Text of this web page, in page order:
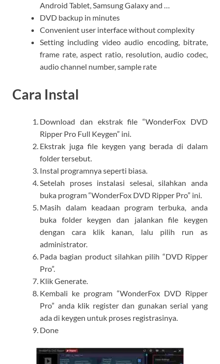
Android Tablet, Samsung Galaxy and …
DVD backup in minutes
Convenient user interface without complexity
Setting including video audio encoding, bitrate,
frame rate, aspect ratio, resolution, audio codec,
audio channel number, sample rate
Cara Instal
Download dan ekstrak file “WonderFox DVD
Ripper Pro Full Keygen” ini.
Ekstrak juga file keygen yang berada di dalam
folder tersebut.
Instal programnya seperti biasa.
Setelah proses instalasi selesai, silahkan anda
buka program “WonderFox DVD Ripper Pro” ini.
Masih dalam keadaan program terbuka, anda
buka folder keygen dan jalankan file keygen
dengan cara klik kanan, lalu pilih run as
administrator.
Pada bagian product silahkan pilih “DVD Ripper
Pro”.
Klik Generate.
Kembali ke program “WonderFox DVD Ripper
Pro” anda klik register dan gunakan serial yang
ada di keygen untuk proses registrasinya.
Done